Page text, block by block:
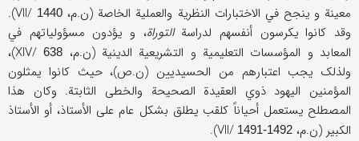
معینة و ینجح في الاختبارات النظریة والعملیة الخاصة (ن.م، VII/ 1440
).
وقد کانوا یکرسون أنفسهم لدراسةالتوراة، و یؤدون مسؤولیاتهم في
المعابد و المؤسسات التعلیمیة و التشریعیة الدینیة (ن.م، XIV/ 638
)،
ولذلک یجب اعتبارهم من الحسیدیین (ن.ص)، حیث کانوا یمثلون
المؤمنین الیهود ذوي العقیدة الصحیحة والخطی الثابتة. وکان هذا
المصطلح یستعمل أحیاناً کلقب یطلق بشکل عام علی الأستاذ، أو الأستاذ
الکبیر (ن.م، VII/ 1491-1492
).